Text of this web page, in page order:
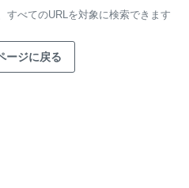
すべてのURLを対象に検索できます
ージに戻る